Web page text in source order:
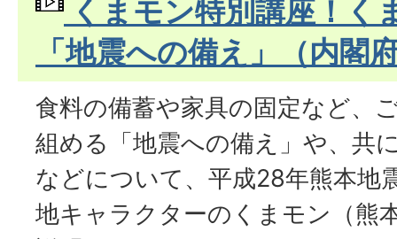
くまモン特別講座！く
「地震への備え」（内閣
食料の備蓄や家具の固定など、
組める「地震への備え」や、共
などについて、平成28年熊本地
地キャラクターのくまモン（熊